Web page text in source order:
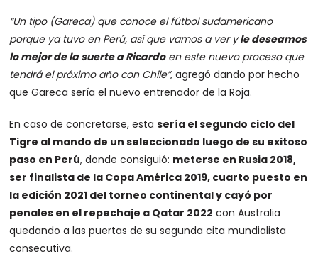
“Un tipo (Gareca) que conoce el fútbol sudamericano
porque ya tuvo en Perú, así que vamos a ver yle deseamos
lo mejor de la suerte a Ricardoen este nuevo proceso que
tendrá el próximo año con Chile”, agregó dando por hecho
que Gareca sería el nuevo entrenador de la Roja.
En caso de concretarse, estasería el segundo ciclo del
Tigre al mando de un seleccionado luego de su exitoso
paso en Perú, donde consiguió: meterse en Rusia 2018,
ser finalista de la Copa América 2019, cuarto puesto en
la edición 2021 del torneo continental y cayó por
penales en el repechaje a Qatar 2022 con Australia
quedando a las puertas de su segunda cita mundialista
consecutiva.